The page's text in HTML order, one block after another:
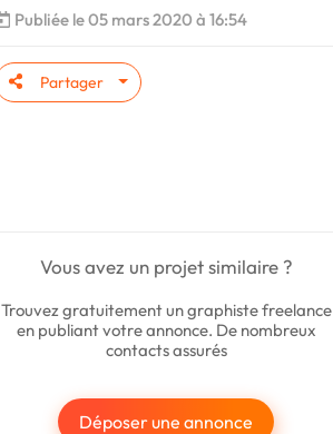
Publiée le 05 mars 2020 à 16:54
Partager
Vous avez un projet similaire ?
Trouvez gratuitement un graphiste freelance
en publiant votre annonce. De nombreux
contacts assurés
Déposer une annonce